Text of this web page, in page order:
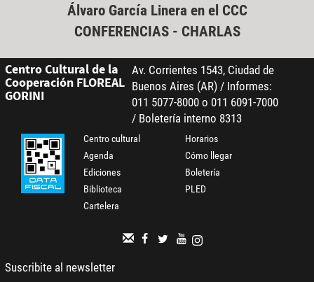
Álvaro García Linera en el CCC
CONFERENCIAS - CHARLAS
Centro Cultural de la
Cooperación FLOREAL
GORINI
Av. Corrientes 1543, Ciudad de
Buenos Aires (AR) / Informes:
011 5077-8000 o 011 6091-7000
/ Boletería interno 8313
Centro cultural
Agenda
Ediciones
Biblioteca
Cartelera
Horarios
Cómo llegar
Boletería
PLED
Suscribite al newsletter